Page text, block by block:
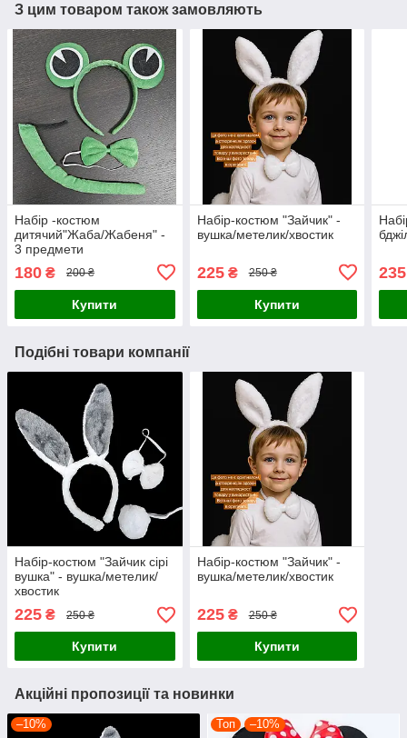
З цим товаром також замовляють
Набір -костюм
дитячий"Жаба/Жабеня" -
3 предмети
180 ₴ 200 ₴
Купити
Набір-костюм "Зайчик" -
вушка/метелик/хвостик
225₴ 250 ₴
Купити
235
Подібні товари компанії
Набір-костюм "Зайчик сірі
вушка" - вушка/метелик/
хвостик
225 ₴ 250 ₴
Купити
Набір-костюм "Зайчик" -
вушка/метелик/хвостик
225₴ 250 ₴
Купити
Акційні пропозиції та новинки
–10% Топ –10%